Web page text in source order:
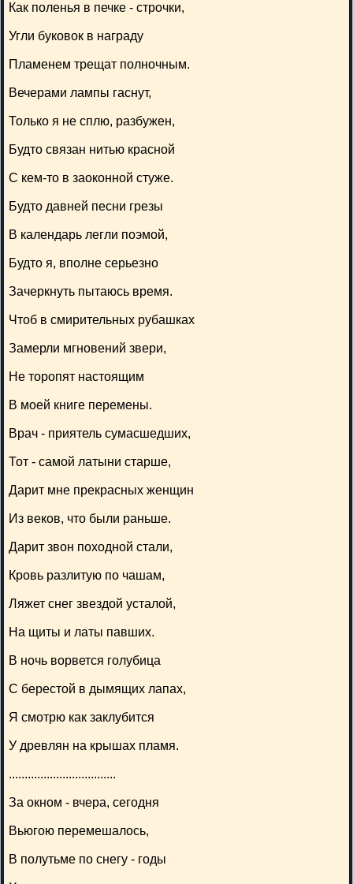
Как поленья в печке - строчки,
Угли буковок в награду
Пламенем трещат полночным.
Вечерами лампы гаснут,
Только я не сплю, разбужен,
Будто связан нитью красной
С кем-то в заоконной стуже.
Будто давней песни грезы
В календарь легли поэмой,
Будто я, вполне серьезно
Зачеркнуть пытаюсь время.
Чтоб в смирительных рубашках
Замерли мгновений звери,
Не торопят настоящим
В моей книге перемены.
Врач - приятель сумасшедших,
Тот - самой латыни старше,
Дарит мне прекрасных женщин
Из веков, что были раньше.
Дарит звон походной стали,
Кровь разлитую по чашам,
Ляжет снег звездой усталой,
На щиты и латы павших.
В ночь ворвется голубица
С берестой в дымящих лапах,
Я смотрю как заклубится
У древлян на крышах пламя.
..................................
За окном - вчера, сегодня
Вьюгою перемешалось,
В полутьме по снегу - годы